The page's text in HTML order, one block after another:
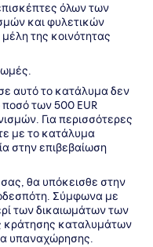
όλων των
και φυλετικών
της κοινότητας
αυτό το κατάλυμα δεν
των 500 EUR
Για περισσότερες
με το κατάλυμα
στην επιβεβαίωση
θα υπόκεισθε στην
Σύμφωνα με
των δικαιωμάτων των
κράτησης καταλυμάτων
υπαναχώρησης.